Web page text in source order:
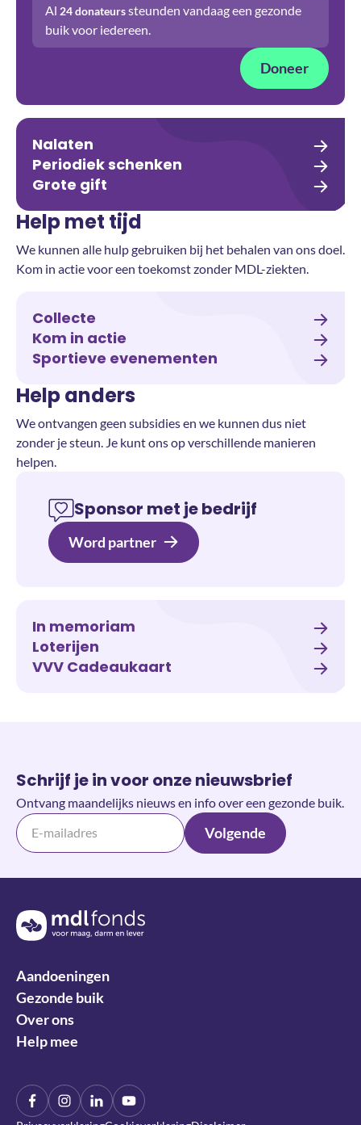
Al 24donateurssteunden vandaag een gezonde
buik voor iedereen.
Doneer
Nalaten
Periodiek schenken
Grote gift
Help met tijd
We kunnen alle hulp gebruiken bij het behalen van ons doel.
Kom in actie voor een toekomst zonder MDL-ziekten.
Collecte
Kom in actie
Sportieve evenementen
Help anders
We ontvangen geen subsidies en we kunnen dus niet
zonder je steun. Je kunt ons op verschillende manieren
helpen.
Sponsor met je bedrijf
Word partner
In memoriam
Loterijen
VVV Cadeaukaart
Schrijf je in voor onze nieuwsbrief
Ontvang maandelijks nieuws en info over een gezonde buik.
Volgende
Terug naar de homepage
Aandoeningen
Gezonde buik
Over ons
Help mee
FacebookInstagram
LinkInYouTube